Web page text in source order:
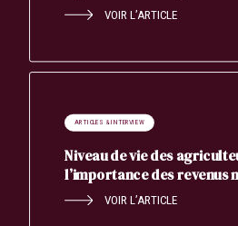
VOIR L’ARTICLE
ARTICLES & INTERVIEW
Niveau de vie des
l’importance des revenus
VOIR L’ARTICLE